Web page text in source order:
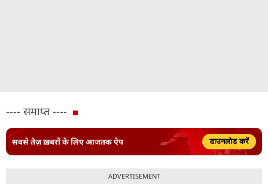
---- समाप्त ----
सबसे तेज़ ख़बरों के लिए आजतक ऐप डाउनलोड करें
ADVERTISEMENT